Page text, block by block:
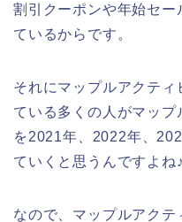
割引クーポンや年始セー
ているからです。
それにマップルアクティ
ている多くの人がマップ
を2021年、2022年、
ていくと思うんですよね♪
なので、マップルアク